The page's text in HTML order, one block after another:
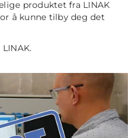
produktet fra LINAK
å kunne tilby deg det